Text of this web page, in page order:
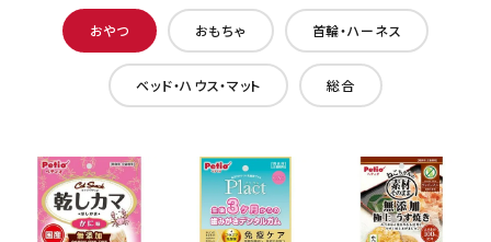
おやつ おもちゃ 首輪・ハーネス
ベッド・ハウス・マット 総合